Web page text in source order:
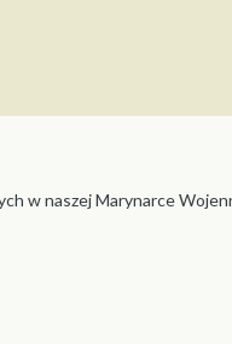
w naszej Marynarce